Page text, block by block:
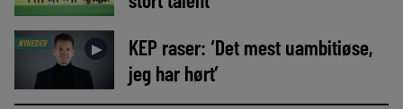
NYHEDER ►
KEP raser: ‘Det mest uambitiøse,
jeg har hørt’